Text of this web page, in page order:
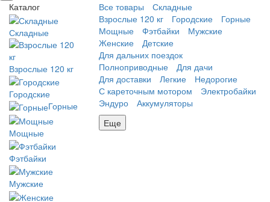
Каталог
Складные
Взрослые 120 кг
Городские
Горные
Мощные
Фэтбайки
Мужские
Все товары
Складные
Взрослые 120 кг
Городские
Горные
Мощные
Фэтбайки
Мужские
Женские
Детские
Для дальних поездок
Полноприводные
Для дачи
Для доставки
Легкие
Недорогие
С кареточным мотором
Электробайки
Эндуро
Аккумуляторы
Еще